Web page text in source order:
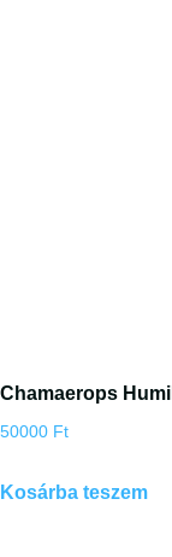
Chamaerops
50000 Ft
Kosárba teszem